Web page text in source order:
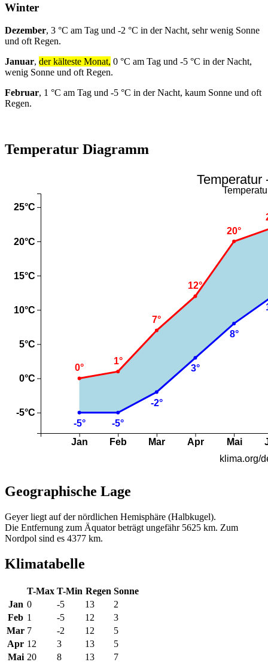
Winter
Dezember, 3 °C am Tag und -2 °C in der Nacht, sehr wenig Sonne
und oft Regen.
Januar, der kälteste Monat, 0 °C am Tag und -5 °C in der Nacht,
wenig Sonne und oft Regen.
Februar, 1 °C am Tag und -5 °C in der Nacht, kaum Sonne und oft
Regen.
Temperatur Diagramm
Geographische Lage
Geyer liegt auf der nördlichen Hemisphäre (Halbkugel).
Die Entfernung zum Äquator beträgt ungefähr 5625 km. Zum
Nordpol sind es 4377 km.
Klimatabelle
T-Max T-Min Regen Sonne
Jan 0 -5 13
2
Feb 1 -5 12
3
Mar 7 -2 12
5
Apr 12 3 13
5
Mai 20 8 13 7